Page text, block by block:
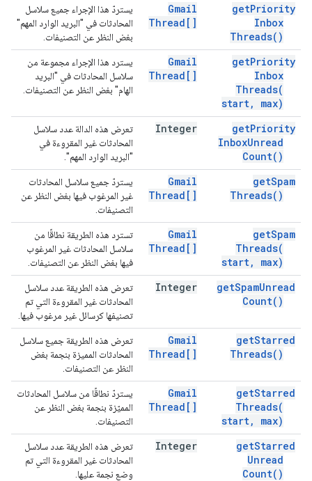
getPriority
Inbox
Threads( )
Gmail
Thread[]
يستردّ هذا الإجراء جميع سلاسل
المحادثات في "البريد الوارد المهم"
بغض النظر عن التصنيفات.
getPriority
Inbox
Threads(
start, max)
Gmail
Thread[]
يسترد هذا الإجراء مجموعة من
سلاسل المحادثات في "البريد
الهام" بغض النظر عن التصنيفات.
getPriority
InboxUnread
Count( )
Integer
تعرض هذه الدالة عدد سلاسل
المحادثات غير المقروءة في
"البريد الوارد المهم".
getSpam
Threads( )
Gmail
Thread[]
يستردّ جميع سلاسل المحادثات
غير المرغوب فيها بغض النظر عن
التصنيفات.
getSpam
Threads(
start, max)
Gmail
Thread[]
تسترد هذه الطريقة نطاقًا من
سلاسل المحادثات غير المرغوب
فيها بغض النظر عن التصنيفات.
getSpamUnread
Count( )
Integer
تعرض هذه الطريقة عدد سلاسل
المحادثات غير المقروءة التي تم
تصنيفها كرسائل غير مرغوب فيها.
getStarred
Threads( )
Gmail
Thread[]
تعرض هذه الطريقة جميع سلاسل
المحادثات المميزة بنجمة بغض
النظر عن التصنيفات.
getStarred
Threads(
start, max)
Gmail
Thread[]
يستردّ نطاقًا من سلاسل المحادثات
المميّزة بنجمة بغض النظر عن
التصنيفات.
getStarred
Unread
Count( )
Integer
تعرض هذه الطريقة عدد سلاسل
المحادثات غير المقروءة التي تم
وضع نجمة عليها.